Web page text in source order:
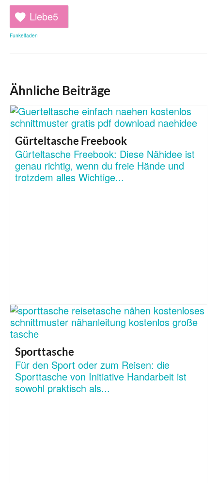
Liebe5
Funkelfaden
Ähnliche Beiträge
Gürteltasche Freebook
Gürteltasche Freebook: Diese Nähidee ist
genau richtig, wenn du freie Hände und
trotzdem alles Wichtige...
Sporttasche
Für den Sport oder zum Reisen: die
Sporttasche von Initiative Handarbeit ist
sowohl praktisch als...